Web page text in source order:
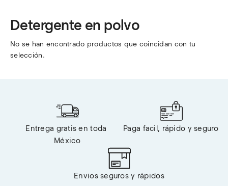
Detergente en polvo
No se han encontrado productos que coincidan con tu
selección.
Entrega gratis en toda
México
Paga facil, rápido y seguro
Envios seguros y rápidos